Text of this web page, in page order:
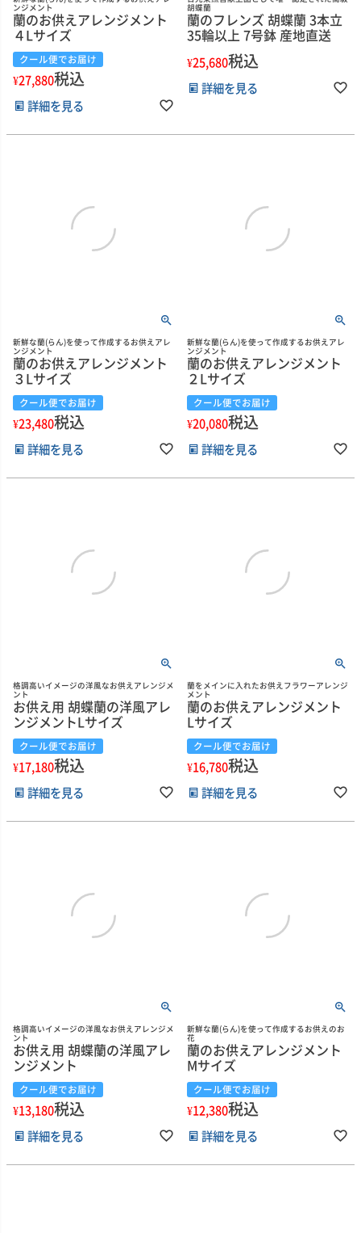
ンジメント
蘭のお供えアレンジメント
４Lサイズ
クール便でお届け
¥27,880税込
詳細を見る
胡蝶蘭
蘭のフレンズ 胡蝶蘭 3本立
35輪以上 7号鉢 産地直送
¥25,680税込
詳細を見る
新鮮な蘭(らん)を使って作成するお供えアレ
ンジメント
蘭のお供えアレンジメント
３Lサイズ
クール便でお届け
¥23,480税込
詳細を見る
新鮮な蘭(らん)を使って作成するお供えアレ
ンジメント
蘭のお供えアレンジメント
２Lサイズ
クール便でお届け
¥20,080税込
詳細を見る
格調高いイメージの洋風なお供えアレンジメ
ント
お供え用 胡蝶蘭の洋風アレ
ンジメントLサイズ
クール便でお届け
¥17,180税込
詳細を見る
蘭をメインに入れたお供えフラワーアレンジ
メント
蘭のお供えアレンジメント
Lサイズ
クール便でお届け
¥16,780税込
詳細を見る
格調高いイメージの洋風なお供えアレンジメ
ント
お供え用 胡蝶蘭の洋風アレ
ンジメント
クール便でお届け
¥13,180税込
詳細を見る
新鮮な蘭(らん)を使って作成するお供えのお
花
蘭のお供えアレンジメント
Mサイズ
クール便でお届け
¥12,380税込
詳細を見る